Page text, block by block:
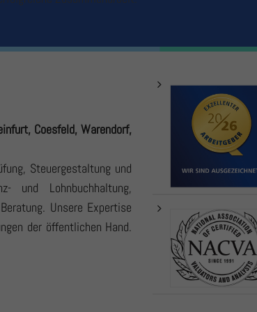
Coesfeld, Warendorf,
, Steuergestaltung und
und Lohnbuchhaltung,
Beratung. Unsere Expertise
der öffentlichen Hand.